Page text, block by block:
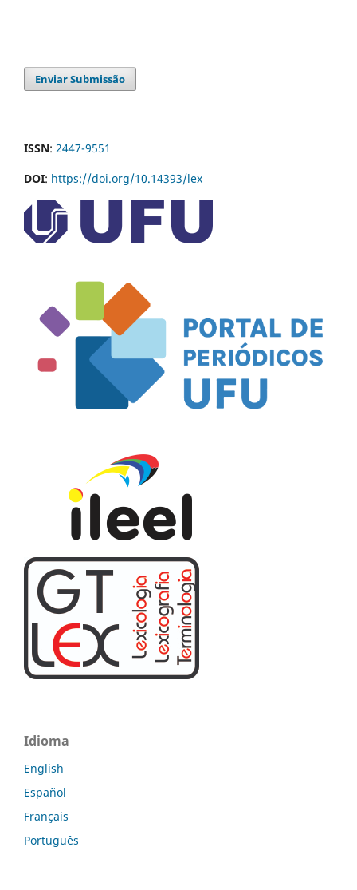
Enviar Submissão
ISSN: 2447-9551
DOI: https://doi.org/10.14393/lex
Idioma
English
Español
Français
Português